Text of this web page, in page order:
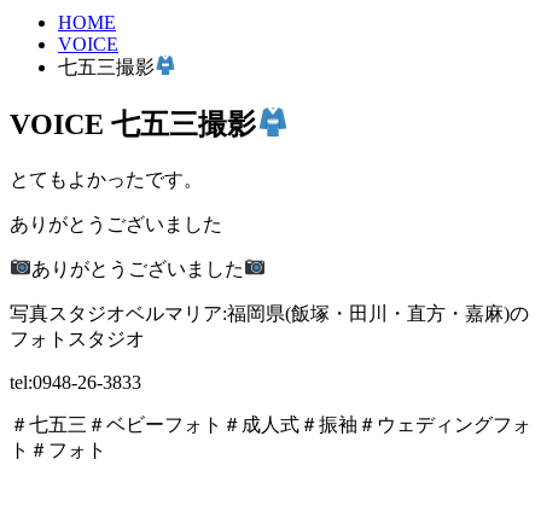
HOME
VOICE
七五三撮影
VOICE 七五三撮影
とてもよかったです。
ありがとうございました
ありがとうございました
写真スタジオベルマリア:福岡県(飯塚・田川・直方・嘉麻)の
フォトスタジオ
tel:0948-26-3833
＃七五三＃ベビーフォト＃成人式＃振袖＃ウェディングフォ
ト＃フォト